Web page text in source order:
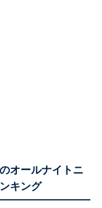
オールナイトニ
キング